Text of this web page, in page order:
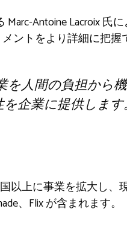
Marc-Antoine Lacroix
ントをより詳細に把握
を人間の負担から
企業に提供します。
以上に事業を拡大し
、Flix が含まれます。